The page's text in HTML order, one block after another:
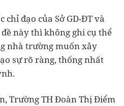
chỉ đạo của Sở GD-ĐT và
này thì không ghi cụ thể
nhà trường muốn xây
sự rõ ràng, thống nhất
Trường TH Đoàn Thị Điểm